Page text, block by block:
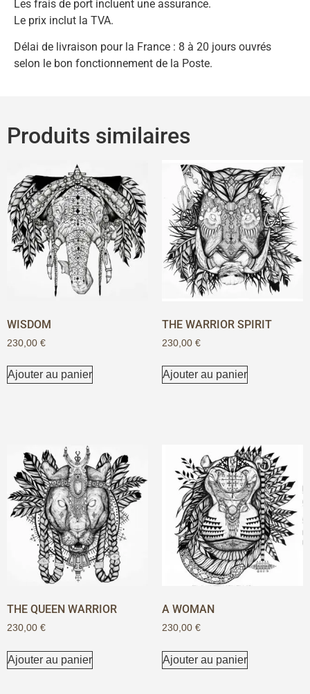
Les frais de port incluent une assurance.
Le prix inclut la TVA.
Délai de livraison pour la France : 8 à 20 jours ouvrés
selon le bon fonctionnement de la Poste.
Produits similaires
WISDOM
230,00 €
Ajouter au panier
THE WARRIOR SPIRIT
230,00 €
Ajouter au panier
THE QUEEN WARRIOR
230,00 €
Ajouter au panier
A WOMAN
230,00 €
Ajouter au panier